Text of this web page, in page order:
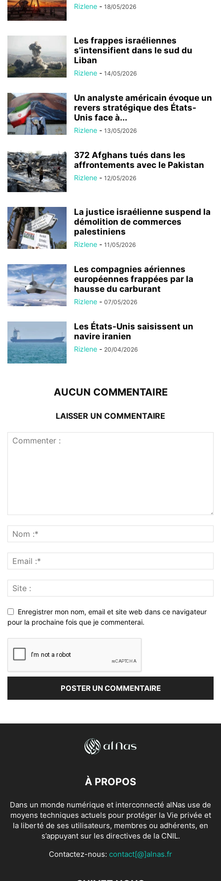
Rizlene - 18/05/2026
Les frappes israéliennes
s’intensifient dans le sud du
Liban
Rizlene - 14/05/2026
Un analyste américain évoque un
revers stratégique des États-
Unis face à...
Rizlene - 13/05/2026
372 Afghans tués dans les
affrontements avec le Pakistan
Rizlene - 12/05/2026
La justice israélienne suspend la
démolition de commerces
palestiniens
Rizlene - 11/05/2026
Les compagnies aériennes
européennes frappées par la
hausse du carburant
Rizlene - 07/05/2026
Les États-Unis saisissent un
navire iranien
Rizlene - 20/04/2026
AUCUN COMMENTAIRE
LAISSER UN COMMENTAIRE
Enregistrer mon nom, email et site web dans ce navigateur
pour la prochaine fois que je commenterai.
À PROPOS
Dans un monde numérique et interconnecté alNas use de
moyens techniques actuels pour protéger la Vie privée et
la liberté de ses utilisateurs, membres ou adhérents, en
s’appuyant sur les directives de la CNIL.
Contactez-nous: contact[@]alnas.fr